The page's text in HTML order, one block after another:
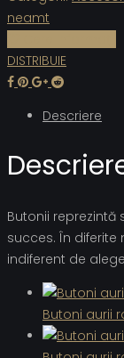
neamt
DISTRIBUIE
Descriere
Butonii
succes. În diferite
indiferent de
Butoni aurii